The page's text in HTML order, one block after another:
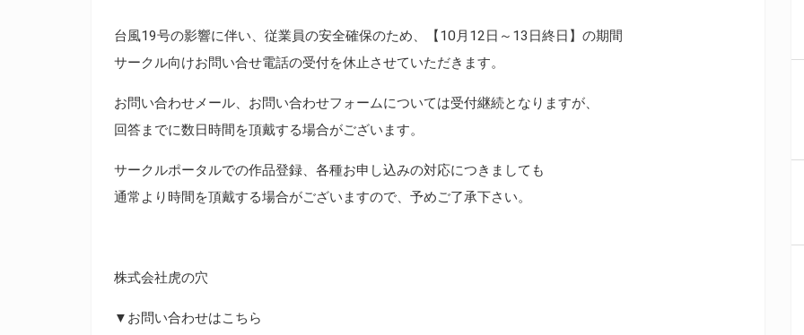
台風19号の影響に伴い、従業員の安全確保のため、【10月12日～13日終日】の期間
サークル向けお問い合せ電話の受付を休止させていただきます。
お問い合わせメール、お問い合わせフォームについては受付継続となりますが、
回答までに数日時間を頂戴する場合がございます。
サークルポータルでの作品登録、各種お申し込みの対応につきましても
通常より時間を頂戴する場合がございますので、予めご了承下さい。
株式会社虎の穴
▼お問い合わせはこちら